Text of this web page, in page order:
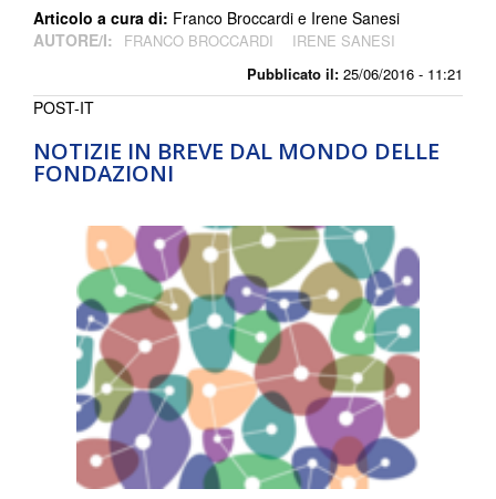
Pubblicato il: 25/06/2016 - 11:21
Articolo a cura di: Franco Broccardi e Irene Sanesi
AUTORE/I:
FRANCO BROCCARDI IRENE SANESI
NOTIZIE IN BREVE DAL MONDO DELLE
FONDAZIONI
POST-IT